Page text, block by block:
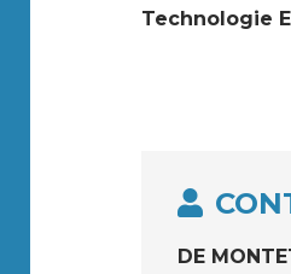
Technologie
DE